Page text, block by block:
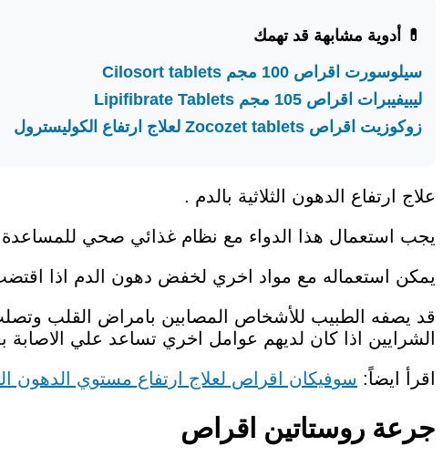
💊 أدوية مشابهة قد تهمك
سيلوسورت اقراص 100 مجم Cilosort tablets
ليبيفيبرات اقراص 105 مجم Lipifibrate Tablets
زوكوزيت اقراص Zocozet tablets لعلاج ارتفاع الكوليسترول
علاج ارتفاع الدهون الثلاثية بالدم .
يجب استعمال هذا الدواء مع نظام غذائي صحي للمساعدة
يمكن استعماله مع مواد اخري لخفض دهون الدم اذا
قد يصفه الطبيب للأشخاص المصابين بامراض القلب
الشرايين اذا كان لديهم عوامل اخري تساعد علي الاصابة
اقرأ ايضاً: سوفيكان اقراص لعلاج ارتفاع مستوي الدهون
جرعة روستاتين اقراص